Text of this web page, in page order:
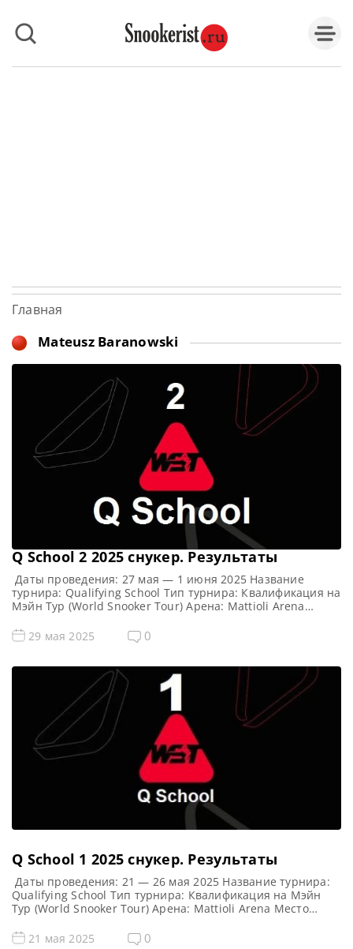
Главная
Mateusz Baranowski
Q School 2 2025 cнукер. Результаты
Даты проведения: 27 мая — 1 июня 2025 Название
турнира: Qualifying School Тип турнира: Квалификация на
Мэйн Тур (World Snooker Tour) Арена: Mattioli Arena
Лестер, Англия, Великобритания Примечание: Всего
будет разыграно восемь карт World Snooker Tour, а
получат место в Мэйн Туре […]
29 мая 2025 0
Q School 1 2025 cнукер. Результаты
Даты проведения: 21 — 26 мая 2025 Название турнира:
Qualifying School Тип турнира: Квалификация на Мэйн
Тур (World Snooker Tour) Арена: Mattioli Arena Место
Англия, Великобритания Примечание: Всего будет
21 мая 2025 0